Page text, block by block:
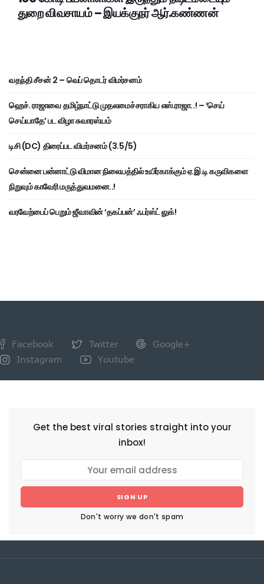
துறை விவசாயம் – இயக்குநர் ஆர்.கண்ணன்
வதந்தி சீசன் 2 – வெப் தொடர் விமர்சனம்
ஹெச். ராஜாவை தமிழ்நாட்டு முதலமைச்சராகிய எஸ்.ராஜா..! – ‘செய்
செய்யாதே’ பட விழா சுவாரஸ்யம்
டிசி (DC) திரைப்பட விமர்சனம் (3.5/5)
சென்னை பன்னாட்டு விமான நிலையத்தில் உயிர்காக்கும் ஏ.இ.டி கருவிகளை
நிறுவும் காவேரி மருத்துவமனை..!
வரவேற்பைப் பெறும் ஜீவாவின் ‘தகப்பன்’ ஃபர்ஸ்ட் லுக்!
Facebook Twitter
Google+
Instagram
Youtube
Get the best viral stories straight into your
inbox!
SIGN UP
Don't worry we don't spam